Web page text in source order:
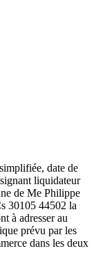
date de
liquidateur
de Me Philippe
30105 44502 la
à adresser au
prévu par les
dans les deux